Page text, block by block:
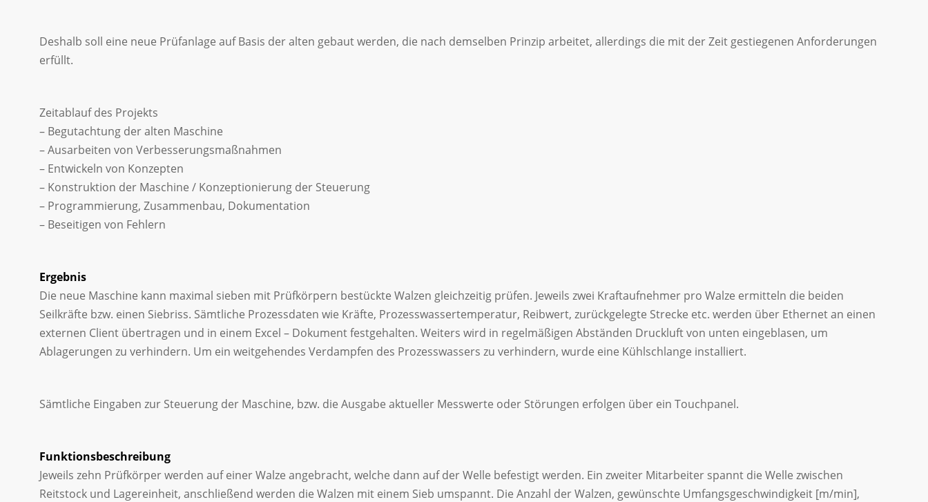
Deshalb soll eine neue Prüfanlage auf Basis der alten gebaut werden, die nach demselben Prinzip arbeitet, allerdings die mit der Zeit gestiegenen Anforderungen
erfüllt.
Zeitablauf des Projekts
– Begutachtung der alten Maschine
– Ausarbeiten von Verbesserungsmaßnahmen
– Entwickeln von Konzepten
– Konstruktion der Maschine / Konzeptionierung der Steuerung
– Programmierung, Zusammenbau, Dokumentation
– Beseitigen von Fehlern
Ergebnis
Die neue Maschine kann maximal sieben mit Prüfkörpern bestückte Walzen gleichzeitig prüfen. Jeweils zwei Kraftaufnehmer pro Walze ermitteln die beiden
Seilkräfte bzw. einen Siebriss. Sämtliche Prozessdaten wie Kräfte, Prozesswassertemperatur, Reibwert, zurückgelegte Strecke etc. werden über Ethernet an einen
externen Client übertragen und in einem Excel – Dokument festgehalten. Weiters wird in regelmäßigen Abständen Druckluft von unten eingeblasen, um
Ablagerungen zu verhindern. Um ein weitgehendes Verdampfen des Prozesswassers zu verhindern, wurde eine Kühlschlange installiert.
Sämtliche Eingaben zur Steuerung der Maschine, bzw. die Ausgabe aktueller Messwerte oder Störungen erfolgen über ein Touchpanel.
Funktionsbeschreibung
Jeweils zehn Prüfkörper werden auf einer Walze angebracht, welche dann auf der Welle befestigt werden. Ein zweiter Mitarbeiter spannt die Welle zwischen
Reitstock und Lagereinheit, anschließend werden die Walzen mit einem Sieb umspannt. Die Anzahl der Walzen, gewünschte Umfangsgeschwindigkeit [m/min],